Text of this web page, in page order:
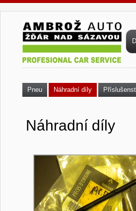
Přejít k hlavnímu obsahu
Pneu Náhradní díly
Náhradní díly
Stránky